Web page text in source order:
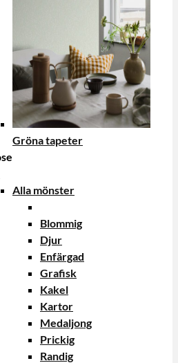
Gröna tapeter
Alla mönster
Blommig
Djur
Enfärgad
Grafisk
Kakel
Kartor
Medaljong
Prickig
Randig